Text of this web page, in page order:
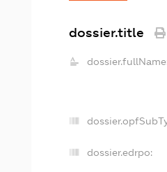
dossier.title
dossier.edrpo: